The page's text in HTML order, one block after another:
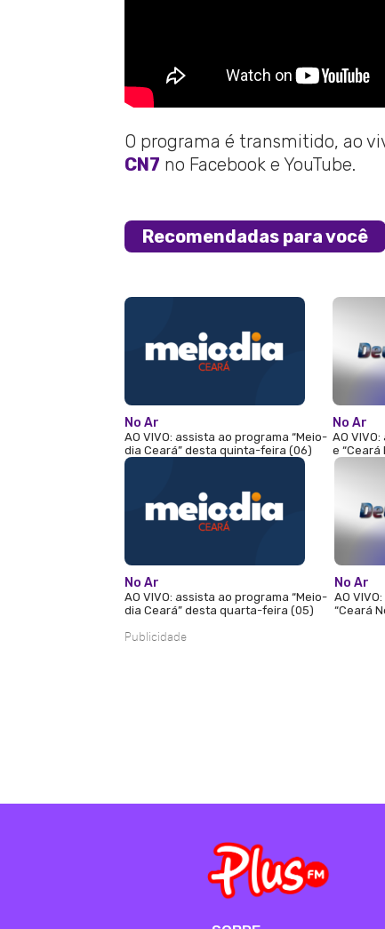
O programa é transmitido, ao
CN7 no Facebook e YouTube.
Recomendadas para você
No Ar
AO VIVO: assista ao programa “Meio-
dia Ceará” desta quinta-feira (06)
No Ar
AO
e
No Ar
AO VIVO: assista ao programa “Meio-
dia Ceará” desta quarta-feira (05)
No Ar
AO
“Ceará
Publicidade